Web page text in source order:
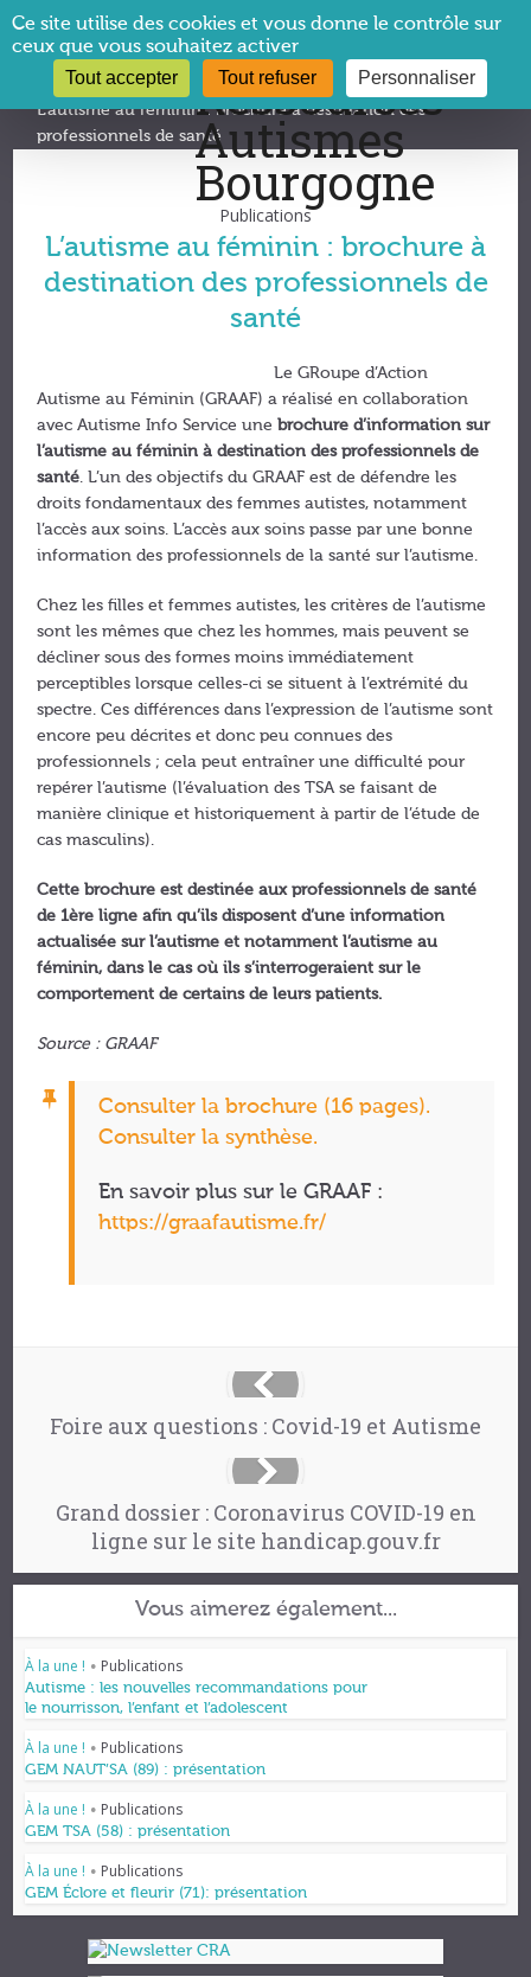
Vous êtes ici :CRA Bourgogne→Publications→
L’autisme au féminin : brochure à destination des
professionnels de santé
Publications
L’autisme au féminin : brochure à
destination des professionnels de
santé
Le GRoupe d’Action
Autisme au Féminin (GRAAF) a réalisé en collaboration
avec Autisme Info Service une brochure d’information sur
l’autisme au féminin à destination des professionnels de
santé. L’un des objectifs du GRAAF est de défendre les
droits fondamentaux des femmes autistes, notamment
l’accès aux soins. L’accès aux soins passe par une bonne
information des professionnels de la santé sur l’autisme.
Chez les filles et femmes autistes, les critères de l’autisme
sont les mêmes que chez les hommes, mais peuvent se
décliner sous des formes moins immédiatement
perceptibles lorsque celles-ci se situent à l’extrémité du
spectre. Ces différences dans l’expression de l’autisme sont
encore peu décrites et donc peu connues des
professionnels ; cela peut entraîner une difficulté pour
repérer l’autisme (l’évaluation des TSA se faisant de
manière clinique et historiquement à partir de l’étude de
cas masculins).
Cette brochure est destinée aux professionnels de santé
de 1ère ligne afin qu’ils disposent d’une information
actualisée sur l’autisme et notamment l’autisme au
féminin, dans le cas où ils s’interrogeraient sur le
comportement de certains de leurs patients.
Source : GRAAF
Consulter la brochure (16 pages).
Consulter la synthèse.
En savoir plus sur le GRAAF :
https://graafautisme.fr/
Foire aux questions : Covid-19 et Autisme
Grand dossier : Coronavirus COVID-19 en
ligne sur le site handicap.gouv.fr
Vous aimerez également...
À la une ! • Publications
Autisme : les nouvelles recommandations pour
le nourrisson, l’enfant et l’adolescent
À la une ! • Publications
GEM NAUT’SA (89) : présentation
À la une ! • Publications
GEM TSA (58) : présentation
À la une ! • Publications
GEM Éclore et fleurir (71): présentation
Panneau de gestion des cookies
Ce site utilise des cookies et vous donne le contrôle sur
ceux que vous souhaitez activer
Tout accepter Tout refuser Personnaliser